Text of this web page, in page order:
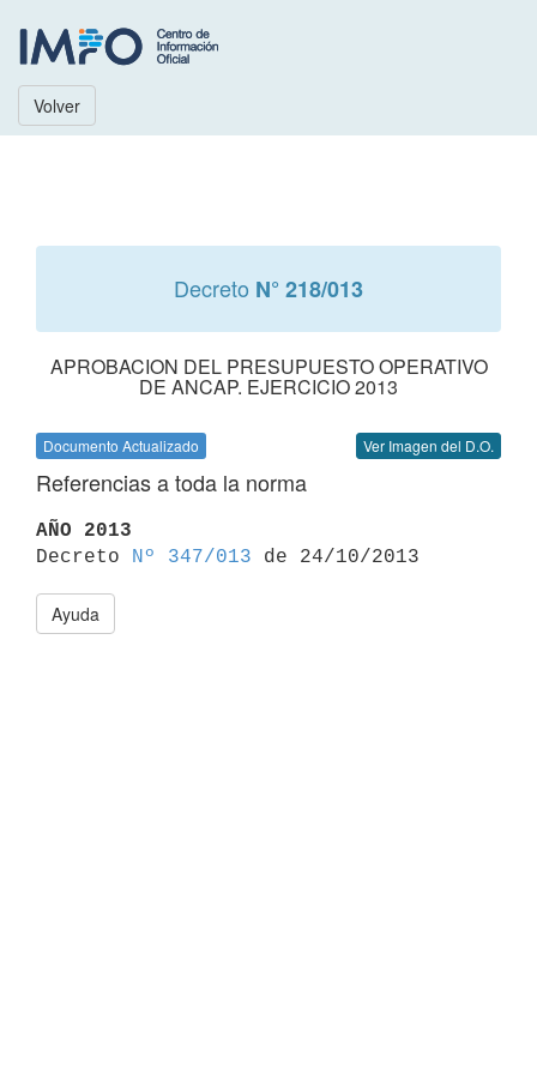
Volver
Decreto N° 218/013
APROBACION DEL PRESUPUESTO OPERATIVO
DE ANCAP. EJERCICIO 2013
Documento Actualizado Ver Imagen del D.O.
Referencias a toda la norma
AÑO 2013
Decreto
Nº 347/013
Ayuda